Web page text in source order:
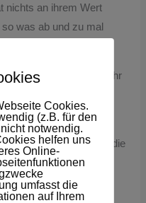
nichts an ihrem Wert
was ab und zu mal
ist?
daß sie immer ihr
sie nicht perfekt sein
ihn lieb hast, sie in die
Cookies.
(z.B. für den
notwendig.
helfen uns
Online-
umfasst die
auf Ihrem